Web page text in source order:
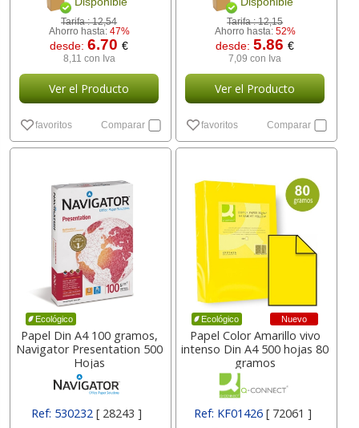
Tarifa :12,54
Ahorro hasta: 47%
desde:6.70€
8,11 con Iva
Ver el Producto
favoritos Comparar
Tarifa :12,15
Ahorro hasta: 52%
desde:5.86€
7,09 con Iva
Ver el Producto
favoritos Comparar
Ecológico
Papel Din A4 100 gramos,
Navigator Presentation 500
Hojas
Ref: 530232[ 28243 ]
Ecológico Nuevo
Papel Color Amarillo vivo
intenso Din A4 500 hojas 80
gramos
Ref: KF01426 [ 72061 ]